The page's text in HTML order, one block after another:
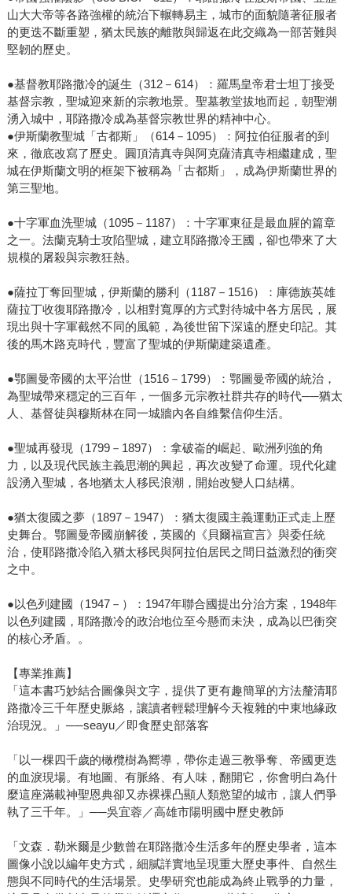
山大大帝等各路強權的統治下輾轉易主，城市的面貌隨著征服者
的更迭不斷重塑，猶太民族的離散與歸返在此交織為一部苦難與
堅韌的歷史。
●基督教耶路撒冷的誕生（312－614）：羅馬皇帝君士坦丁接受
基督宗教，聖城迎來新的宗教地景。聖墓教堂拔地而起，朝聖潮
湧入城中，耶路撒冷成為基督宗教世界的精神中心。
●伊斯蘭教聖城「古都斯」（614－1095）：阿拉伯征服者的到
來，徹底改寫了歷史。圓頂清真寺與阿克薩清真寺相繼建成，聖
城在伊斯蘭文明的框架下被稱為「古都斯」，成為伊斯蘭世界的
第三聖地。
●十字軍血洗聖城（1095－1187）：十字軍東征是最血腥的篇章
之一。法蘭克騎士攻陷聖城，建立耶路撒冷王國，卻也帶來了大
規模的屠殺與宗教狂熱。
●薩拉丁奪回聖城，伊斯蘭的勝利（1187－1516）：庫德族英雄
薩拉丁收復耶路撒冷，以相對寬厚的方式對待城中各方居民，展
現出與十字軍截然不同的風範，為後世留下深遠的歷史印記。其
後的馬木路克時代，豐富了聖城的伊斯蘭建築遺產。
●鄂圖曼帝國的太平治世（1516－1799）：鄂圖曼帝國的統治，
為聖城帶來穩定的三百年，一個多元宗教社群共存的時代──猶太
人、基督徒與穆斯林在同一城牆內各自維繫信仰生活。
●聖城再發現（1799－1897）：拿破崙的崛起、歐洲列強的角
力，以及現代民族主義思潮的興起，再次改變了命運。現代化建
設湧入聖城，各地猶太人移民浪潮，開始改變人口結構。
●猶太復國之夢（1897－1947）：猶太復國主義運動正式走上歷
史舞台。鄂圖曼帝國崩解後，英國的《貝爾福宣言》與委任統
治，使耶路撒冷陷入猶太移民與阿拉伯居民之間日益激烈的衝突
之中。
●以色列建國（1947－）：1947年聯合國提出分治方案，1948年
以色列建國，耶路撒冷的政治地位至今懸而未決，成為以巴衝突
的核心矛盾。。
【專業推薦】
「這本書巧妙結合圖像與文字，提供了更有趣簡單的方法釐清耶
路撒冷三千年歷史脈絡，讓讀者輕鬆理解今天複雜的中東地緣政
治現況。」──seayu／即食歷史部落客
「以一棵四千歲的橄欖樹為嚮導，帶你走過三教爭奪、帝國更迭
的血淚現場。有地圖、有脈絡、有人味，翻開它，你會明白為什
麼這座滿載神聖恩典卻又赤裸裸凸顯人類慾望的城市，讓人們爭
執了三千年。」──吳宜蓉／高雄市陽明國中歷史教師
「文森．勒米爾是少數曾在耶路撒冷生活多年的歷史學者，這本
圖像小說以編年史方式，細膩詳實地呈現重大歷史事件、自然生
態與不同時代的生活場景。史學研究也能成為終止戰爭的力量，